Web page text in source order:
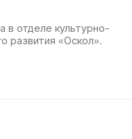
в отделе культурно-
развития «Оскол».